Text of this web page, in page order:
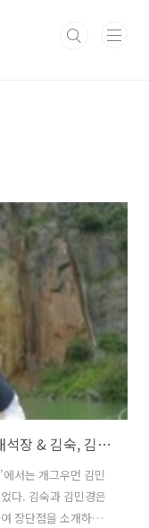
MBC 구해줘홈즈 대구 데이트 명소 폐채석장 & 김숙, 김민경 맛집 투어 완벽정리
서는 개그우먼 김민
다. 김숙과 김민경은
장단점을 소개하였